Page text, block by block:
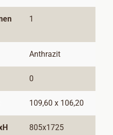
1
Anthrazit
0
109,60 x 106,20
805x1725